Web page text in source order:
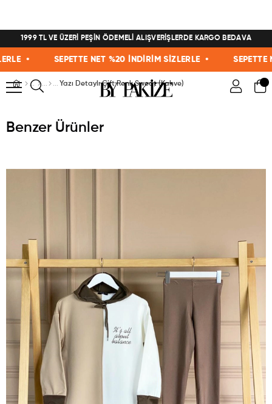
1999 TL VE ÜZERİ PEŞİN ÖDEMELİ ALIŞVERİŞLERDE KARGO BEDAVA
• SEPETTE NET %20 İNDİRİM SİZLERLE • SEPETTE
Yazı Detaylı Çift Renk Sweat (Kahve)
Benzer Ürünler